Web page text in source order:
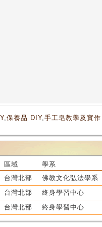
,保養品 DIY,手工皂教學及實作
區域 學系
台灣北部 佛教文化弘法學系
台灣北部 終身學習中心
台灣北部 終身學習中心